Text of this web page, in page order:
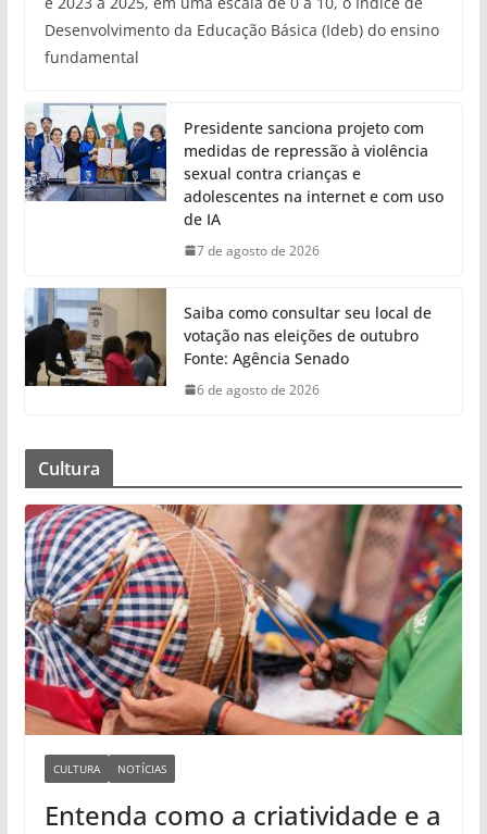
Desenvolvimento da Educação Básica (Ideb) do ensino
fundamental
Presidente sanciona projeto com
medidas de repressão à violência
sexual contra crianças e
adolescentes na internet e com uso
de IA
7 de agosto de 2026
Saiba como consultar seu local de
votação nas eleições de outubro
Fonte: Agência Senado
6 de agosto de 2026
Cultura
CULTURA NOTÍCIAS
Entenda como a criatividade e a